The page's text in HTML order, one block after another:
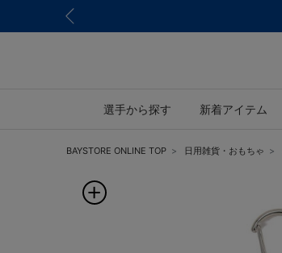
選手から探す 新着アイテム
BAYSTORE ONLINE TOP 日用雑貨・おもちゃ